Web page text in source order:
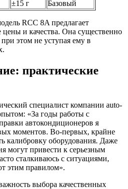
±15 г Базовый
RCC 8A предлагает
и качества. Она существенно
этом не уступая ему в
практические
специалист компании auto-
«За годы работы с
автокондиционеров я
моментов. Во-первых, крайне
калибровку оборудования. Даже
могут привести к серьезным
сталкиваюсь с ситуациями,
этим правилом».
выбора качественных